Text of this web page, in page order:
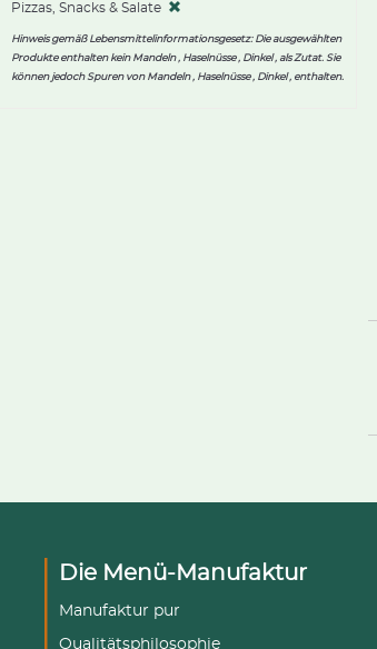
Pizzas, Snacks & Salate
Hinweis gemäß Lebensmittelinformationsgesetz: Die ausgewählten
Produkte enthalten kein Mandeln , Haselnüsse , Dinkel , als Zutat. Sie
können jedoch Spuren von Mandeln , Haselnüsse , Dinkel , enthalten.
Die Menü-Manufaktur
Manufaktur pur
Qualitätsphilosophie